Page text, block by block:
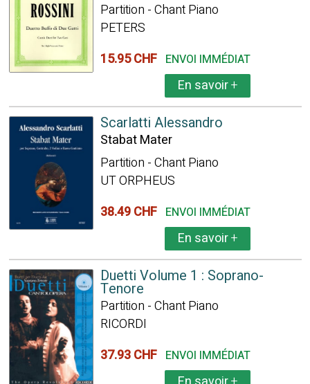
Partition - Chant Piano
PETERS
15.95 CHF ENVOI IMMÉDIAT
En savoir+
Scarlatti Alessandro
Stabat Mater
Partition - Chant Piano
UT ORPHEUS
38.49 CHF ENVOI IMMÉDIAT
En savoir+
Duetti Volume 1 : Soprano-
Tenore
Partition - Chant Piano
RICORDI
37.93 CHF ENVOI IMMÉDIAT